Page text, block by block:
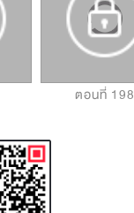
ตอนที่ 198